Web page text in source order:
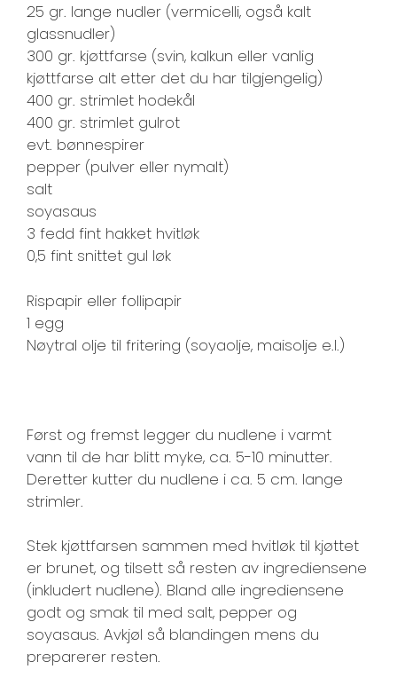
25 gr. lange nudler (vermicelli, også kalt
glassnudler)
300 gr. kjøttfarse (svin, kalkun eller vanlig
kjøttfarse alt etter det du har tilgjengelig)
400 gr. strimlet hodekål
400 gr. strimlet gulrot
evt. bønnespirer
pepper (pulver eller nymalt)
salt
soyasaus
3 fedd fint hakket hvitløk
0,5 fint snittet gul løk
Rispapir eller follipapir
1 egg
Nøytral olje til fritering (soyaolje, maisolje e.l.)
Først og fremst legger du nudlene i varmt
vann til de har blitt myke, ca. 5-10 minutter.
Deretter kutter du nudlene i ca. 5 cm. lange
strimler.
Stek kjøttfarsen sammen med hvitløk til kjøttet
er brunet, og tilsett så resten av ingrediensene
(inkludert nudlene). Bland alle ingrediensene
godt og smak til med salt, pepper og
soyasaus. Avkjøl så blandingen mens du
preparerer resten.